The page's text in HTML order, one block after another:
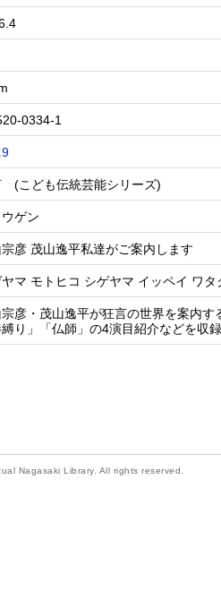
0334-1
(こども伝統芸能シリーズ)
ゲン
彦 茂山逸平私達がご案内します
ヤマ モトヒコ シゲヤマ イッペイ ワ
宗彦・茂山逸平が狂言の世界を案内
縛り」「仏師」の4演目紹介などを収
Nagasaki Library. All rights reserved.